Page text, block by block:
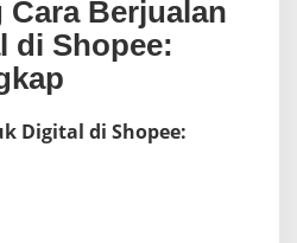
Berjualan
di Shopee:
Digital di Shopee: